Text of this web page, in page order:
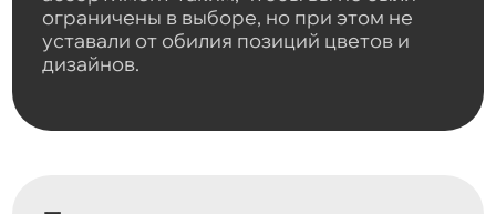
ограничены в выборе, но при этом не
уставали от обилия позиций цветов и
дизайнов.